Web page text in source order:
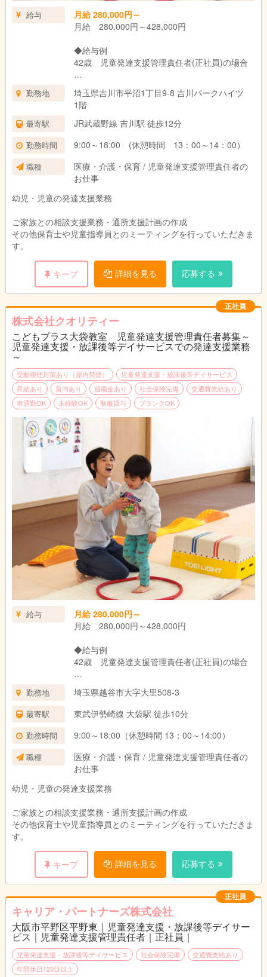
給与
月給 280,000円～
月給 280,000円～428,000円
◆給与例
42歳 児童発達支援管理責任者(正社員)の場合
月給 300,000円 資格手当含む
成果給 1,380,000円/年
賞与 728,000円×2回
その他 送迎運転手当 1回あたり137円
昇給年一回
交通費全額支給
退職金制度あり
勤務地
埼玉県吉川市平沼1丁目9-8 吉川パークハイツ
1階
最寄駅 JR武蔵野線 吉川駅 徒歩12分
勤務時間 9:00～18:00 (休憩時間 13：00～14：00）
職種
医療・介護・保育 / 児童発達支援管理責任者の
お仕事
幼児・児童の発達支援業務
ご家族との相談支援業務・通所支援計画の作成
その他保育士や児童指導員とのミーティングを行っていただきま
す。
キープ 詳細を見る 応募する
正社員
株式会社クオリティー
こどもプラス大袋教室 児童発達支援管理責任者募集～
児童発達支援・放課後等デイサービスでの発達支援業務
～
受動喫煙対策あり（屋内禁煙）
児童発達支援・放課後等デイサービス
昇給あり
賞与あり 退職金あり 社会保険完備
交通費支給あり
車通勤OK
未経験OK 制服貸与 ブランクOK
給与
月給 280,000円～
月給 280,000円～428,000円
◆給与例
42歳 児童発達支援管理責任者(正社員)の場合
月給 300,000円 資格手当含む
成果給 1,380,000円/年
賞与 728,000円×2回
賞与あり(年2回支給)
昇給年一回
退職金制度あり
勤務地 埼玉県越谷市大字大里508-3
最寄駅 東武伊勢崎線 大袋駅 徒歩10分
勤務時間 9:00～18:00（休憩時間 13：00～14:00）
職種
医療・介護・保育 / 児童発達支援管理責任者の
お仕事
幼児・児童の発達支援業務
ご家族との相談支援業務・通所支援計画の作成
その他保育士や児童指導員とのミーティングを行っていただきま
す。
キープ 詳細を見る 応募する
正社員
キャリア・パートナーズ株式会社
大阪市平野区平野東｜児童発達支援・放課後等デイサー
ビス｜児童発達支援管理責任者｜正社員｜
児童発達支援・放課後等デイサービス 社会保険完備
交通費支給あり
年間休日120日以上